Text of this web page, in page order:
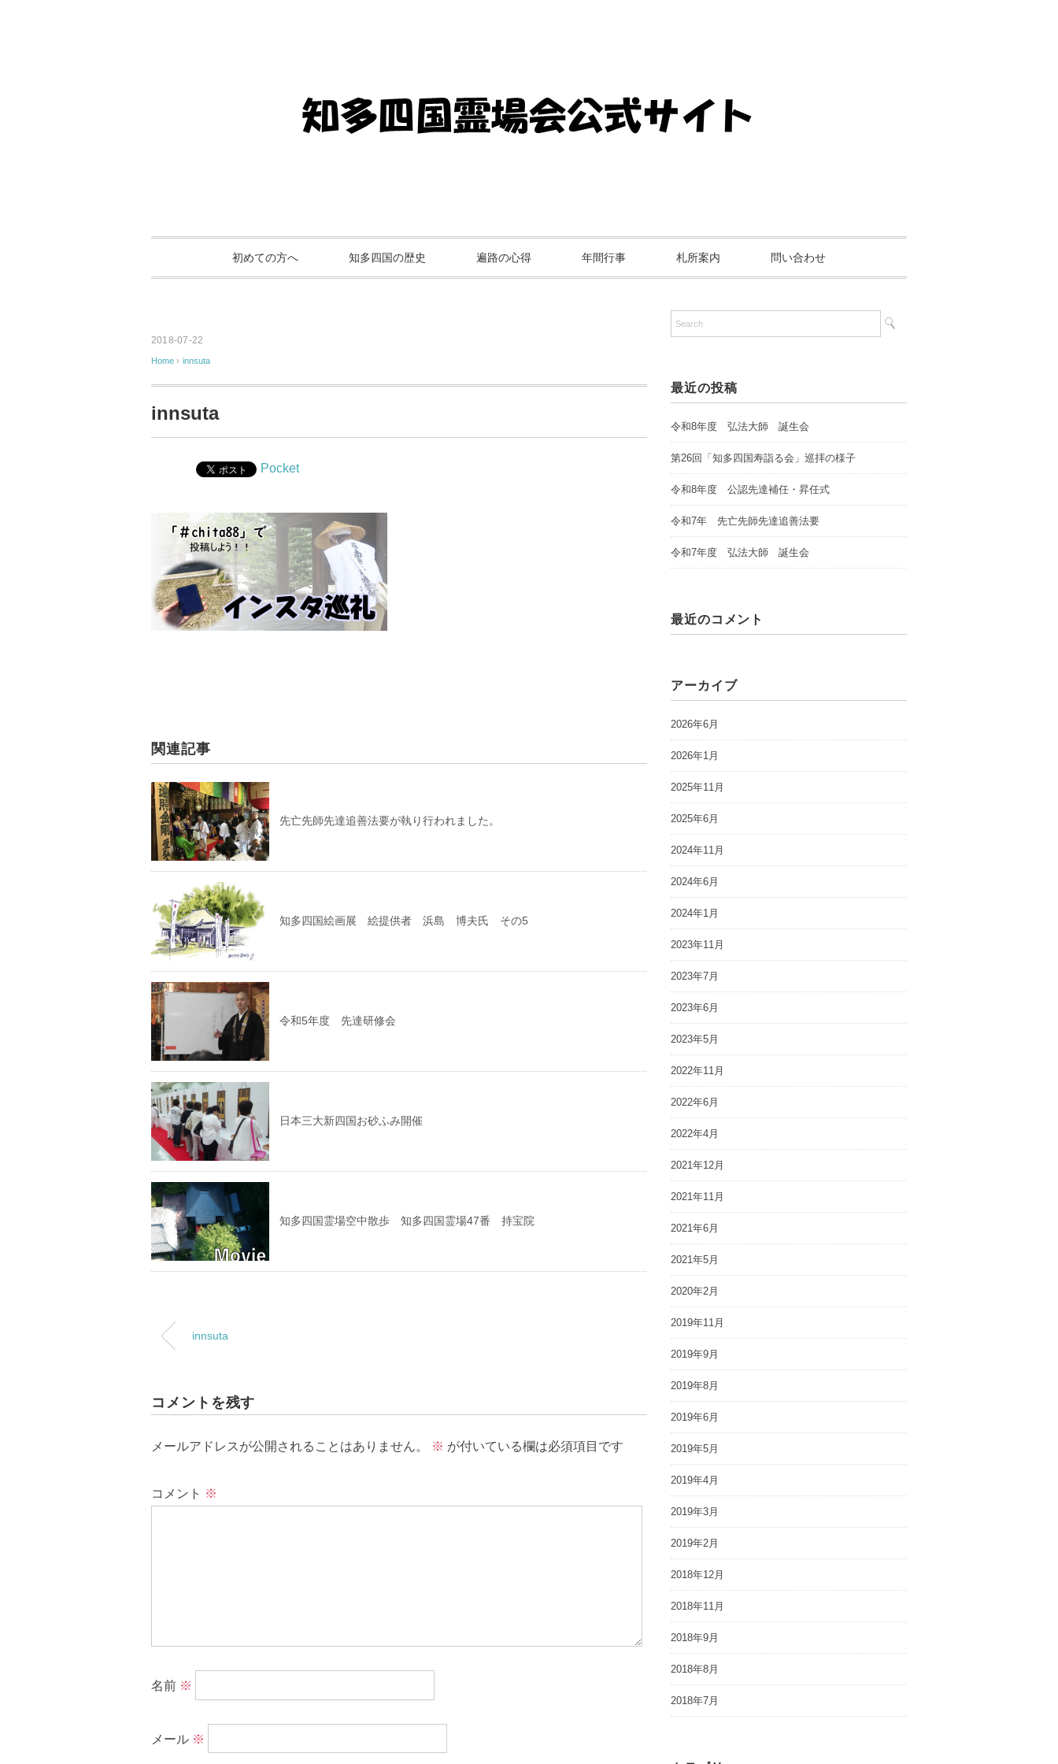
初めての方へ 知多四国の歴史 遍路の心得 年間行事 札所案内 問い合わせ
2018-07-22
Home › innsuta
innsuta
Pocket
関連記事
先亡先師先達追善法要が執り行われました。
知多四国絵画展 絵提供者 浜島 博夫氏 その5
令和5年度 先達研修会
日本三大新四国お砂ふみ開催
知多四国霊場空中散歩 知多四国霊場47番 持宝院
innsuta
コメントを残す
メールアドレスが公開されることはありません。 ※ が付いている欄は必須項目です
コメント ※
名前 ※
メール ※
最近の投稿
令和8年度 弘法大師 誕生会
第26回「知多四国寿詣る会」巡拝の様子
令和8年度 公認先達補任・昇任式
令和7年 先亡先師先達追善法要
令和7年度 弘法大師 誕生会
最近のコメント
アーカイブ
2026年6月
2026年1月
2025年11月
2025年6月
2024年11月
2024年6月
2024年1月
2023年11月
2023年7月
2023年6月
2023年5月
2022年11月
2022年6月
2022年4月
2021年12月
2021年11月
2021年6月
2021年5月
2020年2月
2019年11月
2019年9月
2019年8月
2019年6月
2019年5月
2019年4月
2019年3月
2019年2月
2018年12月
2018年11月
2018年9月
2018年8月
2018年7月